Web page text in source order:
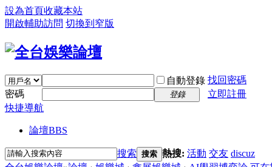
設為首頁收藏本站
開啟輔助訪問 切換到窄版
自動登錄 找回密碼
密碼
登錄
立即註冊
快捷導航
論壇BBS
搜索 搜索 熱搜: 活動 交友 discuz